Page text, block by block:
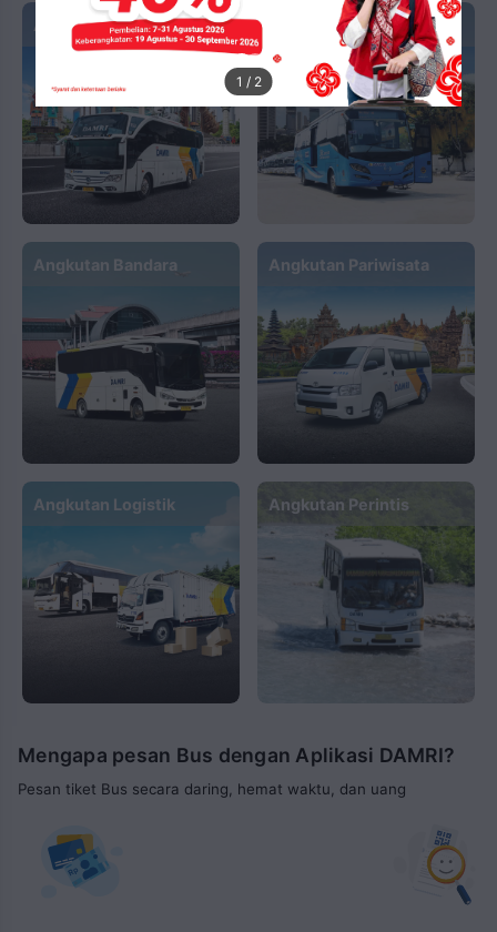
1 / 2
Angkutan Antar Kota Angkutan Kota
Angkutan Bandara Angkutan Pariwisata
Angkutan Logistik Angkutan Perintis
Mengapa pesan Bus dengan Aplikasi DAMRI?
Pesan tiket Bus secara daring, hemat waktu, dan uang